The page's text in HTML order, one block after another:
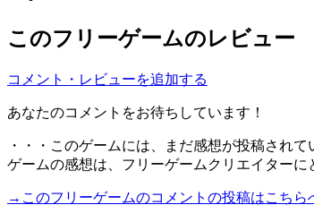
このフリーゲームのレビュー
コメント・レビューを追加する
あなたのコメントをお待ちしています！
・・・このゲームには、まだ感想が投稿され
ゲームの感想は、フリーゲームクリエイターに
→このフリーゲームのコメントの投稿はこちら